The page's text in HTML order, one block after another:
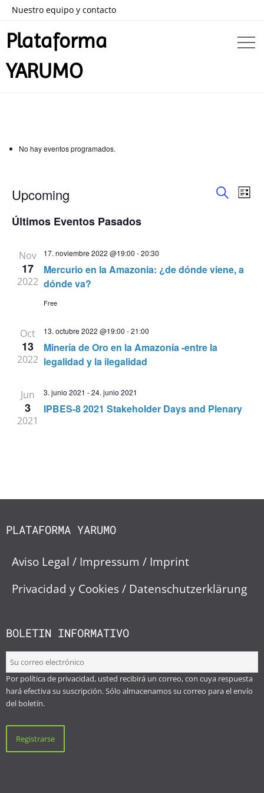
Nuestro equipo y contacto
Plataforma
YARUMO
No hay eventos programados.
y
List
Upcoming
fecha.
Últimos Eventos Pasados
Nov
17
2022
17. noviembre 2022 @19:00 -20:30
Mercurio en la Amazonia: ¿de dónde viene, a
dónde va?
Free
Oct
13
2022
13. octubre 2022 @19:00 -21:00
Minería de Oro en la Amazonía -entre la
legalidad y la ilegalidad
Jun
3
2021
3. junio 2021 -24. junio 2021
IPBES-8 2021 Stakeholder Days and Plenary
PLATAFORMA YARUMO
Aviso Legal / Impressum / Imprint
Privacidad y Cookies / Datenschutzerklärung
BOLETIN INFORMATIVO
Por política de privacidad, usted recibirá un correo, con cuya respuesta
hará efectiva su suscripción. Sólo almacenamos su correo para el envío
del boletín.